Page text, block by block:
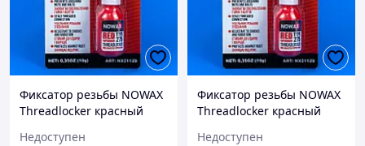
Фиксатор резьбы NOWAX
Threadlocker красный
Недоступен
Фиксатор резьбы NOWAX
Threadlocker красный
Недоступен